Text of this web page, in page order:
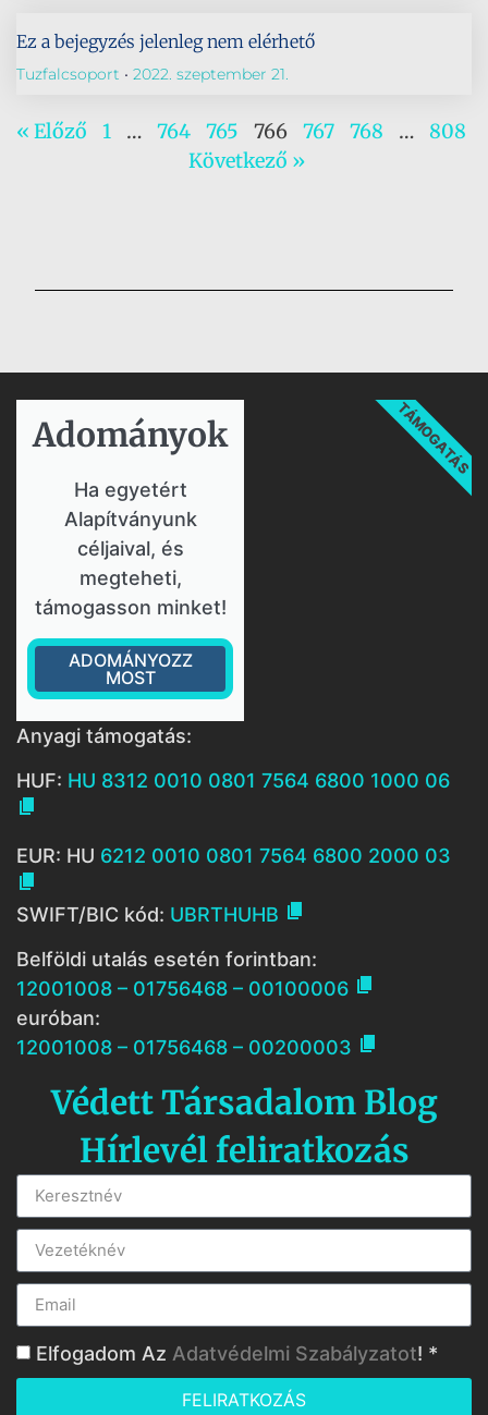
Ez a bejegyzés jelenleg nem elérhető
Tuzfalcsoport 2022. szeptember 21.
« Előző 1 … 764 765 766 767 768 …
808
Következő »
Adományok​
Ha egyetért
Alapítványunk
céljaival, és
megteheti,
támogasson minket!
ADOMÁNYOZZ
MOST
TÁMOGATÁS
Anyagi támogatás:
HUF: HU 8312 0010 0801 7564 6800 1000 06

EUR: HU 6212 0010 0801 7564 6800 2000 03

SWIFT/BIC kód: UBRTHUHB 
Belföldi utalás esetén forintban:
12001008 – 01756468 – 00100006 
euróban:
12001008 – 01756468 – 00200003 
Védett Társadalom Blog
Hírlevél feliratkozás
Elfogadom Az Adatvédelmi Szabályzatot! *
FELIRATKOZÁS